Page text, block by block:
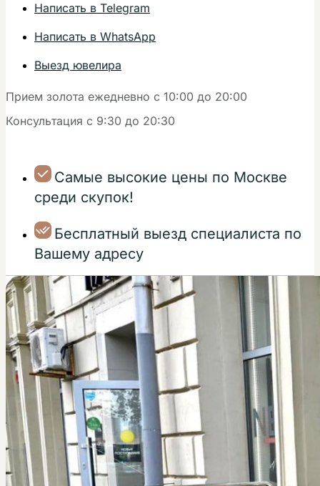
Написать в Telegram
Написать в WhatsApp
Выезд ювелира
Прием золота ежедневно с 10:00 до 20:00
Консультация с 9:30 до 20:30
Самые высокие цены по Москве
среди скупок!
Бесплатный выезд специалиста по
Вашему адресу